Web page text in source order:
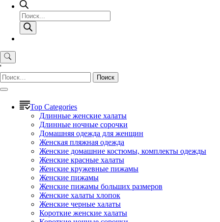
Поиск
товаров
'
Найти:
Top Categories
Длинные женские халаты
Длинные ночные сорочки
Домашняя одежда для женщин
Женская пляжная одежда
Женские домашние костюмы, комплекты одежды
Женские красные халаты
Женские кружевные пижамы
Женские пижамы
Женские пижамы больших размеров
Женские халаты хлопок
Женские черные халаты
Короткие женские халаты